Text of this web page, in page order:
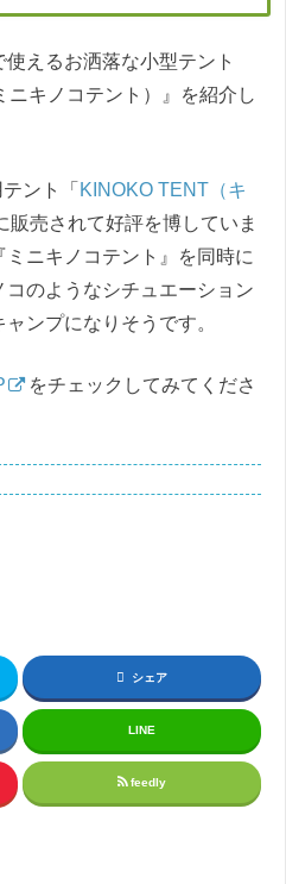
えるお洒落な小型テント
ニキノコテント）』を紹介し
ント「 KINOKO TENT（キ
販売されて好評を博していま
ニキノコテント』を同時に
のようなシチュエーション
ンプになりそうです。
をチェックしてみてくださ
シェア
LINE
feedly